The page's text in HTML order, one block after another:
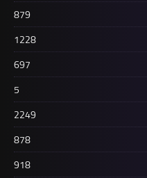
879
1228
697
5
2249
878
918